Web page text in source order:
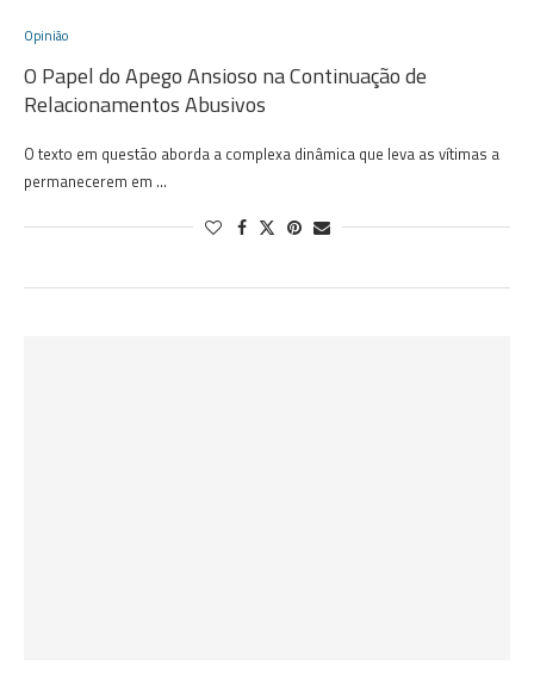
Opinião
O Papel do Apego Ansioso na Continuação de
Relacionamentos Abusivos
O texto em questão aborda a complexa dinâmica que leva as vítimas a
permanecerem em …